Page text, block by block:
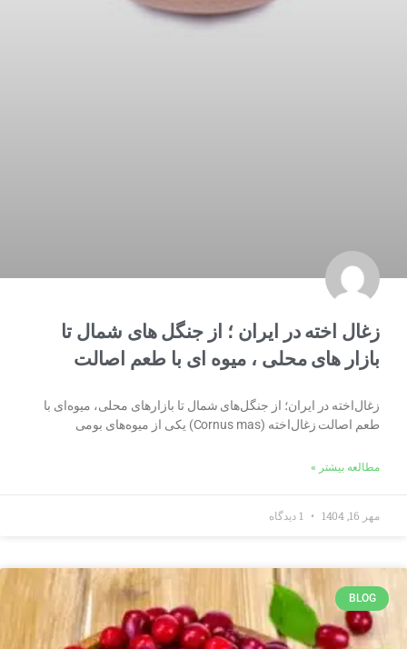
زغال اخته در ایران ؛ از جنگل های شمال تا
بازار های محلی ، میوه ای با طعم اصالت
زغال‌اخته در ایران؛ از جنگل‌های شمال تا بازارهای محلی، میوه‌ای با
طعم اصالت زغال‌اخته (Cornus mas) یکی از میوه‌های بومی
مطالعه بیشتر »
مهر 16, 1404
BLOG